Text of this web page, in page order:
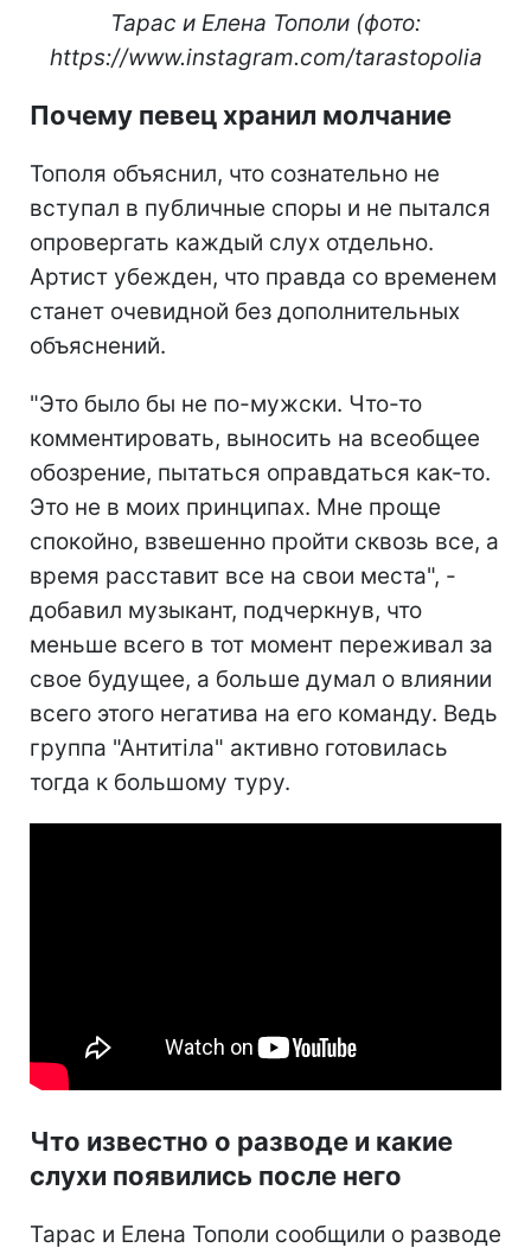
Тарас и Елена Тополи (фото:
https://www.instagram.com/tarastopolia
Почему певец хранил молчание
Тополя объяснил, что сознательно не
вступал в публичные споры и не пытался
опровергать каждый слух отдельно.
Артист убежден, что правда со временем
станет очевидной без дополнительных
объяснений.
"Это было бы не по-мужски. Что-то
комментировать, выносить на всеобщее
обозрение, пытаться оправдаться как-то.
Это не в моих принципах. Мне проще
спокойно, взвешенно пройти сквозь все, а
время расставит все на свои места", -
добавил музыкант, подчеркнув, что
меньше всего в тот момент переживал за
свое будущее, а больше думал о влиянии
всего этого негатива на его команду. Ведь
группа "Антитіла" активно готовилась
тогда к большому туру.
Что известно о разводе и какие
слухи появились после него
Тарас и Елена Тополи сообщили о разводе